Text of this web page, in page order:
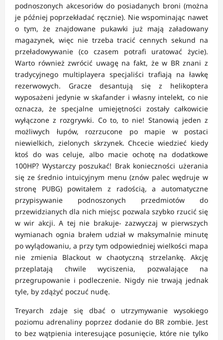
podnoszonych akcesoriów do posiadanych broni (można
je później poprzekładać ręcznie). Nie wspominając nawet
o tym, że znajdowane pukawki już mają załadowany
magazynek, więc nie trzeba tracić cennych sekund na
przeładowywanie (co czasem potrafi uratować życie).
Warto również zwrócić uwagę na fakt, że w BR znani z
tradycyjnego multiplayera specjaliści trafiają na ławkę
rezerwowych. Gracze desantują się z helikoptera
wyposażeni jedynie w skafander i własny intelekt, co nie
oznacza, że specjalne umiejętności zostały całkowicie
wyłączone z rozgrywki. Co to, to nie! Stanowią jeden z
możliwych łupów, rozrzucone po mapie w postaci
niewielkich, zielonych skrzynek. Chcecie wiedzieć kiedy
ktoś do was celuje, albo macie ochotę na dodatkowe
100HP? Wystarczy poszukać! Brak konieczności użerania
się ze średnio intuicyjnym menu (znów palec wędruje w
stronę PUBG) powitałem z radością, a automatyczne
przypisywanie podnoszonych przedmiotów do
przewidzianych dla nich miejsc pozwala szybko rzucić się
w wir akcji. A tej nie brakuje- zazwyczaj w pierwszych
wymianach ognia brałem udział w maksymalnie minutę
po wylądowaniu, a przy tym odpowiedniej wielkości mapa
nie zmienia Blackout w chaotyczną strzelankę. Akcję
przeplatają chwile wyciszenia, pozwalające na
przegrupowanie i podleczenie. Nigdy nie trwają jednak
tyle, by zdążyć poczuć nudę.
Treyarch zdaje się dbać o utrzymywanie wysokiego
poziomu adrenaliny poprzez dodanie do BR zombie. Jest
to bez wątpienia interesujące posunięcie, które nie tylko